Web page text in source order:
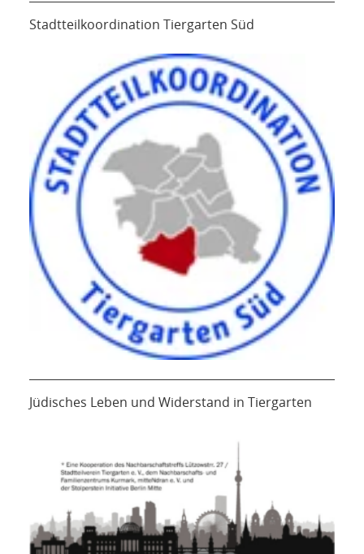
Stadtteilkoordination Tiergarten Süd
Jüdisches Leben und Widerstand in Tiergarten